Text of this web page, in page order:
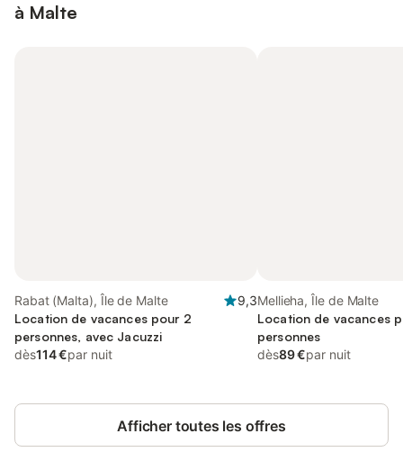
à Malte
Rabat (Malta), Île de Malte
9,3
Location de vacances pour 2
personnes, avec Jacuzzi
dès114 €par nuit
Mellieha, Île de Malte
Location de vacances
personnes
dès89 €par nuit
Afficher toutes les offres